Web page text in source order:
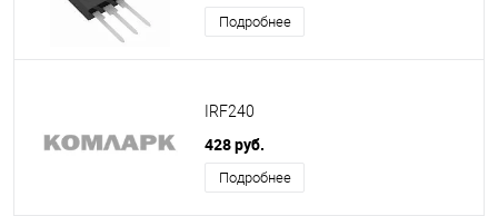
Подробнее
IRF240
428 руб.
Подробнее